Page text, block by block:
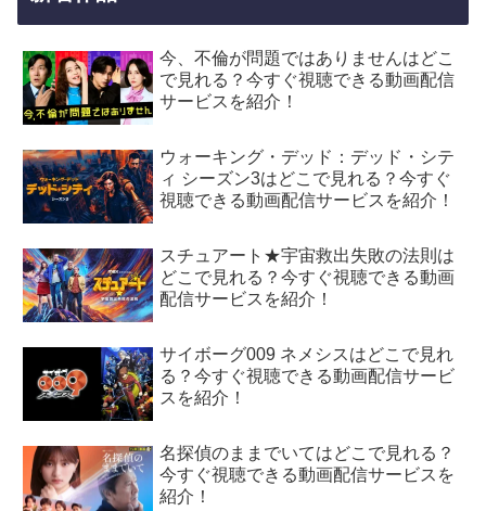
今、不倫が問題ではありませんはどこ
で見れる？今すぐ視聴できる動画配信
サービスを紹介！
ウォーキング・デッド：デッド・シテ
ィ シーズン3はどこで見れる？今すぐ
視聴できる動画配信サービスを紹介！
スチュアート★宇宙救出失敗の法則は
どこで見れる？今すぐ視聴できる動画
配信サービスを紹介！
サイボーグ009 ネメシスはどこで見れ
る？今すぐ視聴できる動画配信サービ
スを紹介！
名探偵のままでいてはどこで見れる？
今すぐ視聴できる動画配信サービスを
紹介！